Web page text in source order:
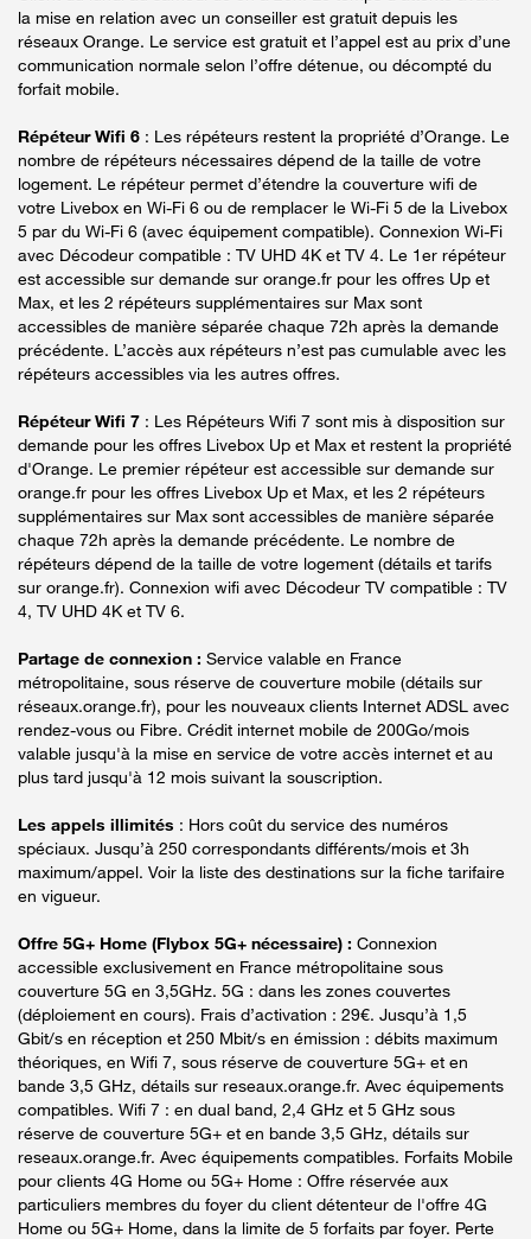
la mise en relation avec un conseiller est gratuit depuis les
réseaux Orange. Le service est gratuit et l’appel est au prix d’une
communication normale selon l’offre détenue, ou décompté du
forfait mobile.
Répéteur Wifi 6 : Les répéteurs restent la propriété d’Orange. Le
nombre de répéteurs nécessaires dépend de la taille de votre
logement. Le répéteur permet d’étendre la couverture wifi de
votre Livebox en Wi-Fi 6 ou de remplacer le Wi-Fi 5 de la Livebox
5 par du Wi-Fi 6 (avec équipement compatible). Connexion Wi-Fi
avec Décodeur compatible : TV UHD 4K et TV 4. Le 1er répéteur
est accessible sur demande sur orange.fr pour les offres Up et
Max, et les 2 répéteurs supplémentaires sur Max sont
accessibles de manière séparée chaque 72h après la demande
précédente. L’accès aux répéteurs n’est pas cumulable avec les
répéteurs accessibles via les autres offres.
Répéteur Wifi 7 : Les Répéteurs Wifi 7 sont mis à disposition sur
demande pour les offres Livebox Up et Max et restent la propriété
d'Orange. Le premier répéteur est accessible sur demande sur
orange.fr pour les offres Livebox Up et Max, et les 2 répéteurs
supplémentaires sur Max sont accessibles de manière séparée
chaque 72h après la demande précédente. Le nombre de
répéteurs dépend de la taille de votre logement (détails et tarifs
sur orange.fr). Connexion wifi avec Décodeur TV compatible : TV
4, TV UHD 4K et TV 6.
Partage de connexion : Service valable en France
métropolitaine, sous réserve de couverture mobile (détails sur
réseaux.orange.fr), pour les nouveaux clients Internet ADSL avec
rendez-vous ou Fibre. Crédit internet mobile de 200Go/mois
valable jusqu'à la mise en service de votre accès internet et au
plus tard jusqu'à 12 mois suivant la souscription.
Les appels illimités : Hors coût du service des numéros
spéciaux. Jusqu’à 250 correspondants différents/mois et 3h
maximum/appel. Voir la liste des destinations sur la fiche tarifaire
en vigueur.
Offre 5G+ Home (Flybox 5G+ nécessaire) : Connexion
accessible exclusivement en France métropolitaine sous
couverture 5G en 3,5GHz. 5G : dans les zones couvertes
(déploiement en cours). Frais d’activation : 29€. Jusqu’à 1,5
Gbit/s en réception et 250 Mbit/s en émission : débits maximum
théoriques, en Wifi 7, sous réserve de couverture 5G+ et en
bande 3,5 GHz, détails sur reseaux.orange.fr. Avec équipements
compatibles. Wifi 7 : en dual band, 2,4 GHz et 5 GHz sous
réserve de couverture 5G+ et en bande 3,5 GHz, détails sur
reseaux.orange.fr. Avec équipements compatibles. Forfaits Mobile
pour clients 4G Home ou 5G+ Home : Offre réservée aux
particuliers membres du foyer du client détenteur de l'offre 4G
Home ou 5G+ Home, dans la limite de 5 forfaits par foyer. Perte